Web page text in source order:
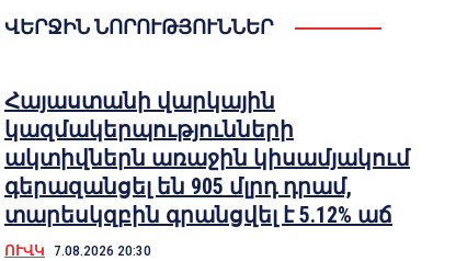
ՎԵՐՋԻՆ ՆՈՐՈՒԹՅՈՒՆՆԵՐ
Հայաստանի վարկային
կազմակերպությունների
ակտիվներն առաջին կիսամյակում
գերազանցել են 905 մլրդ դրամ,
տարեսկզբին գրանցվել է 5.12% աճ
ՈՒՎԿ 7.08.2026 20:30